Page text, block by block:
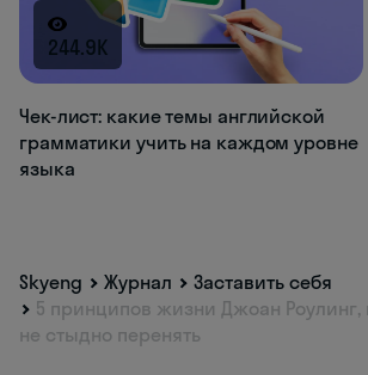
244.9K
Чек-лист: какие темы английской
грамматики учить на каждом уровне
языка
Skyeng Журнал
Заставить себя
5 принципов жизни Джоан Роулинг,
не стыдно перенять